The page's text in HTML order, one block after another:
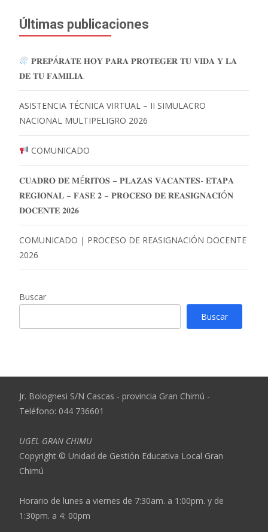
Últimas publicaciones
𝐏𝐑𝐄𝐏Á𝐑𝐀𝐓𝐄 𝐇𝐎𝐘 𝐏𝐀𝐑𝐀 𝐏𝐑𝐎𝐓𝐄𝐆𝐄𝐑 𝐓𝐔 𝐕𝐈𝐃𝐀 𝐘 𝐋𝐀
𝐃𝐄 𝐓𝐔 𝐅𝐀𝐌𝐈𝐋𝐈𝐀.
ASISTENCIA TÉCNICA VIRTUAL – II SIMULACRO
NACIONAL MULTIPELIGRO 2026
COMUNICADO
𝐂𝐔𝐀𝐃𝐑𝐎 𝐃𝐄 𝐌É𝐑𝐈𝐓𝐎𝐒 – 𝐏𝐋𝐀𝐙𝐀𝐒 𝐕𝐀𝐂𝐀𝐍𝐓𝐄𝐒- 𝐄𝐓𝐀𝐏𝐀
𝐑𝐄𝐆𝐈𝐎𝐍𝐀𝐋 – 𝐅𝐀𝐒𝐄 𝟐 – 𝐏𝐑𝐎𝐂𝐄𝐒𝐎 𝐃𝐄 𝐑𝐄𝐀𝐒𝐈𝐆𝐍𝐀𝐂𝐈Ó𝐍
𝐃𝐎𝐂𝐄𝐍𝐓𝐄 𝟐𝟎𝟐𝟔
COMUNICADO | PROCESO DE REASIGNACIÓN DOCENTE
2026
Buscar
Buscar
Jr. Bolognesi S/N Cascas - provincia Gran Chimú -
Teléfono: 044 736601
UGEL GRAN CHIMU
Copyright © Unidad de Gestión Educativa Local Gran
Chimú
Horario de lunes a viernes de 7:30am. a 1:00pm. y de
1:30pm. a 4: 00pm